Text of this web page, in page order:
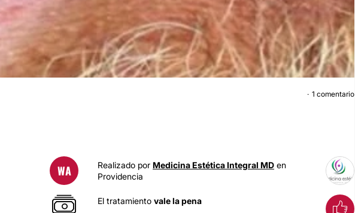
LUNARES
1 comentario
WA Realizado por Medicina Estética Integral MD en
Providencia
El tratamiento vale la pena